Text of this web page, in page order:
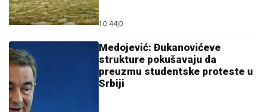
10:44|0
Medojević: Đukanovićeve
strukture pokušavaju da
preuzmu studentske proteste u
Srbiji